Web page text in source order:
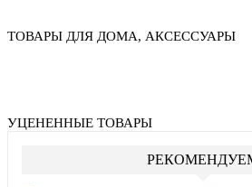
ТОВАРЫ ДЛЯ ДОМА, АКСЕССУАРЫ
УЦЕНЕННЫЕ ТОВАРЫ